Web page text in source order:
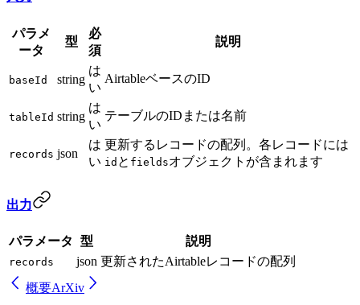
パラメ
ータ
型
必
須
説明
baseId string
は
い
AirtableベースのID
tableId string
は
い
テーブルのIDまたは名前
records json
は
い
更新するレコードの配列。各レコードには
id と fieldsオブジェクトが含まれます
出力
パラメータ 型 説明
records json 更新されたAirtableレコードの配列
概要ArXiv